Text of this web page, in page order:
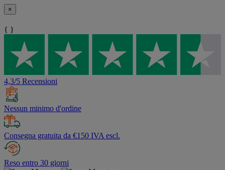
×
{ }
4,3/5 Recensioni
Nessun minimo d'ordine
Consegna gratuita da €150 IVA escl.
Reso entro 30 giorni